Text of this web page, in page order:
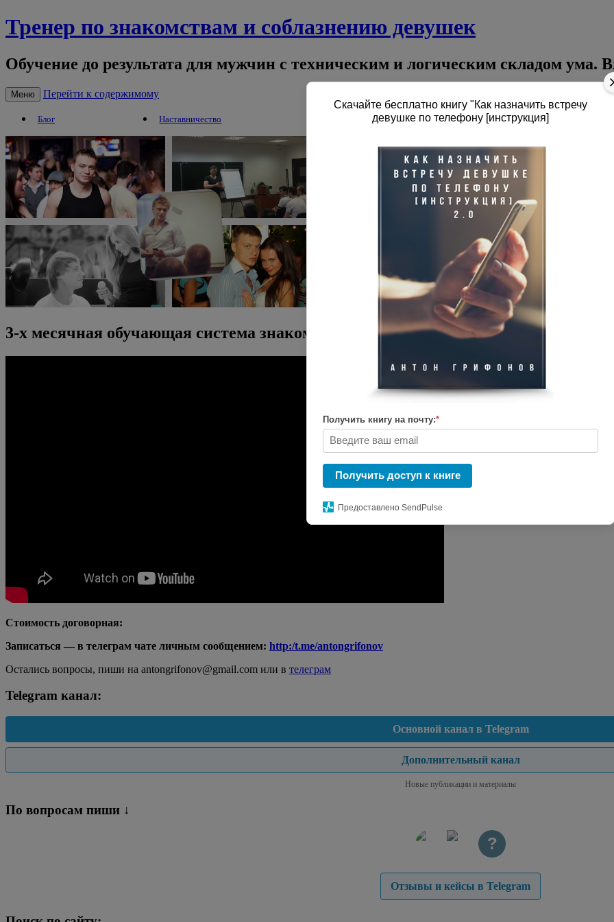
Тренер по знакомствам и соблазнению девушек
Обучение до результата для мужчин с техническим и логическим складом ума.
Меню Перейти к содержимому
Блог Наставничество Онлайн-программы 2026 Курсы до 2025
3-х месячная обучающая система знакомствам, соблазнению и отношениям до
Стоимость договорная:
Записаться — в телеграм чате личным сообщением: http:/t.me/antongrifonov
Остались вопросы, пиши на antongrifonov@gmail.com или в телеграм
Telegram канал:
Основной канал в Telegram
Дополнительный канал
Новые публикации и материалы
По вопросам пиши ↓
?
Отзывы и кейсы в Telegram
Скачайте бесплатно книгу "Как назначить встречу
девушке по телефону [инструкция]
Получить книгу на почту:*
Получить доступ к книге
Предоставлено SendPulse